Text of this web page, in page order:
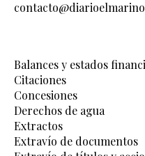
Balances y estados
Citaciones
Concesiones
Derechos de agua
Extractos
Extravío de documentos